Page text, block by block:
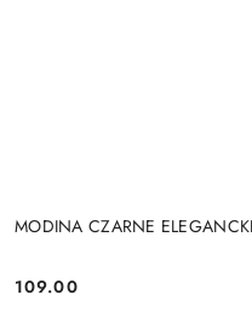
MODINA CZARNE
Cena:
109.00